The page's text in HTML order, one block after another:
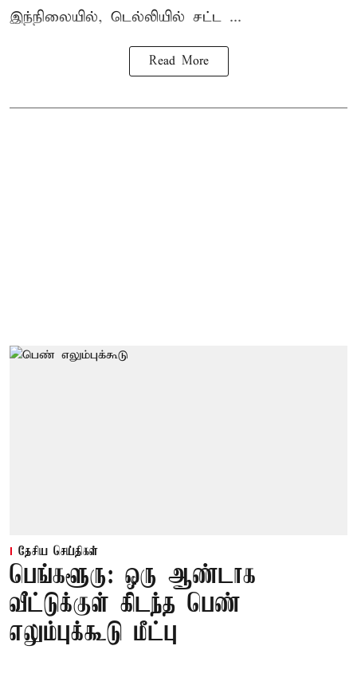
இந்நிலையில், டெல்லியில் சட்ட ...
Read More
தேசிய செய்திகள்
பெங்களூரு: ஒரு ஆண்டாக
வீட்டுக்குள் கிடந்த பெண்
எலும்புக்கூடு மீட்பு